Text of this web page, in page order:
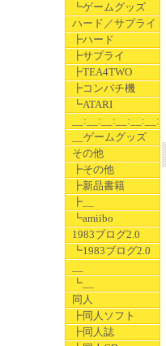
┗ゲームグッズ
ハード／サプライ
┣ハード
┣サプライ
┣TEA4TWO
┣コンパチ機
┗ATARI
__:__:__:__:__:__:__
__ゲームグッズ
その他
┣その他
┣新品書籍
┣__
┗amiibo
1983ブログ2.0
┗1983ブログ2.0
┗__
同人
┣同人ソフト
┣同人誌